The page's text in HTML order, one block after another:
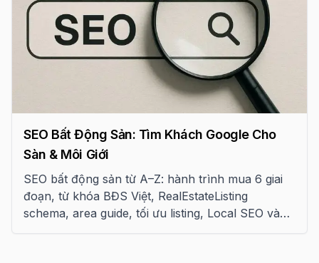
SEO Bất Động Sản: Tìm Khách Google Cho
Sàn & Môi Giới
SEO bất động sản từ A–Z: hành trình mua 6 giai
đoạn, từ khóa BĐS Việt, RealEstateListing
schema, area guide, tối ưu listing, Local SEO và